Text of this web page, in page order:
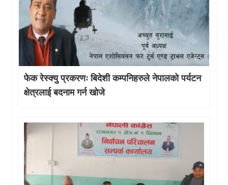
फेक रेस्क्यु प्रकरणः बिदेशी कम्पनिहरुले नेपालको पर्यटन
क्षेत्रलाई बदनाम गर्न खोजे